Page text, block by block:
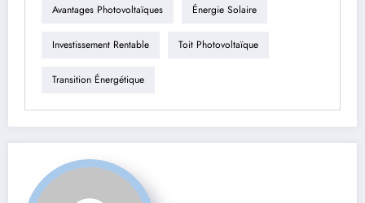
Avantages Photovoltaïques Énergie Solaire
Investissement Rentable Toit Photovoltaïque
Transition Énergétique